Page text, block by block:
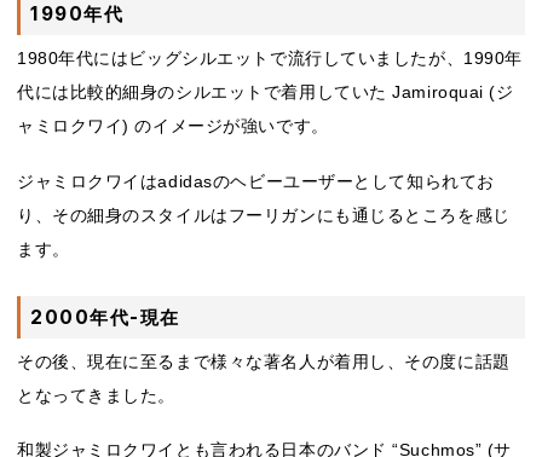
1990年代
1980年代にはビッグシルエットで流行していましたが、1990年
代には比較的細身のシルエットで着用していた Jamiroquai (ジ
ャミロクワイ) のイメージが強いです。
ジャミロクワイはadidasのヘビーユーザーとして知られてお
り、その細身のスタイルはフーリガンにも通じるところを感じ
ます。
2000年代-現在
その後、現在に至るまで様々な著名人が着用し、その度に話題
となってきました。
和製ジャミロクワイとも言われる日本のバンド “Suchmos” (サ